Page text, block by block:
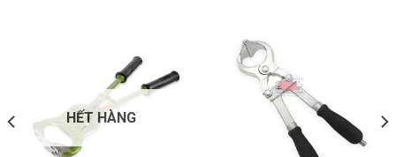
HẾT HÀNG